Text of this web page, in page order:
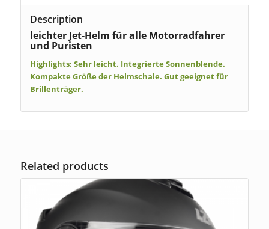
Description
leichter Jet-Helm für alle Motorradfahrer
und Puristen
Highlights: Sehr leicht. Integrierte Sonnenblende.
Kompakte Größe der Helmschale. Gut geeignet für
Brillenträger.
Related products